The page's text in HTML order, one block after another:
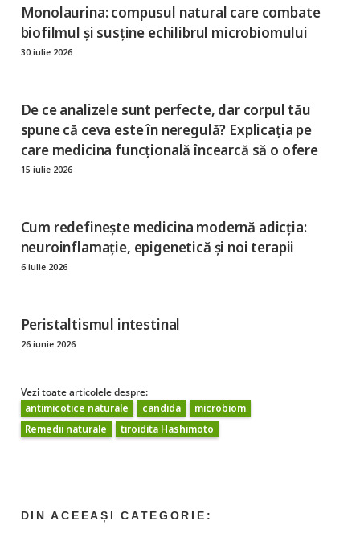
Monolaurina: compusul natural care combate
biofilmul și susține echilibrul microbiomului
30 iulie 2026
De ce analizele sunt perfecte, dar corpul tău
spune că ceva este în neregulă? Explicația pe
care medicina funcțională încearcă să o ofere
15 iulie 2026
Cum redefinește medicina modernă adicția:
neuroinflamație, epigenetică și noi terapii
6 iulie 2026
Peristaltismul intestinal
26 iunie 2026
Vezi toate articolele despre:
antimicotice naturale
candida
microbiom
Remedii naturale
tiroidita Hashimoto